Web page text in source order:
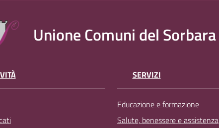
Unione Comuni del Sorbara
SERVIZI
Educazione e formazione
Salute, benessere e assistenza